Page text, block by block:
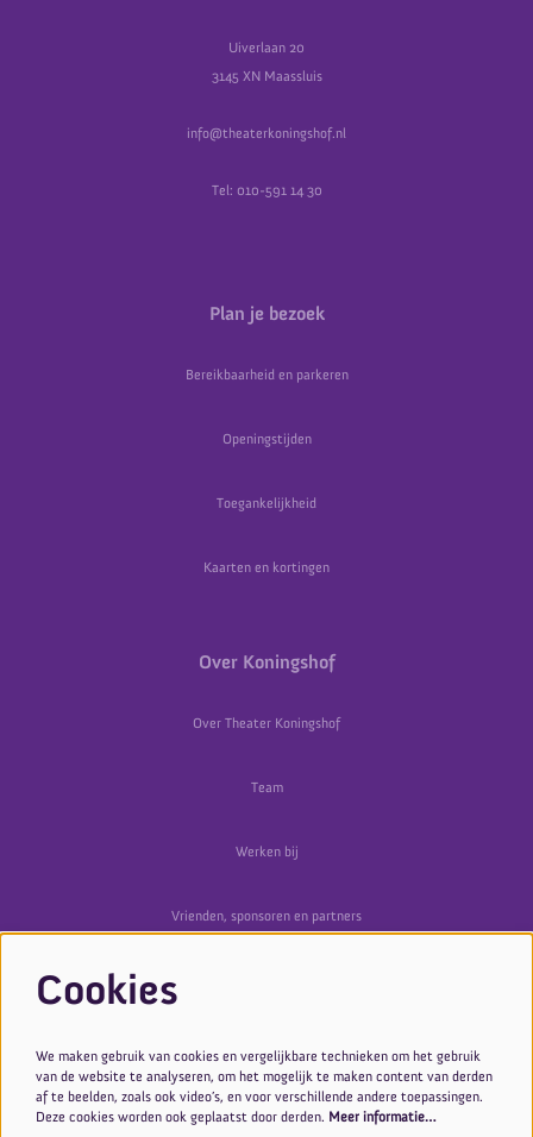
Uiverlaan 20
3145 XN Maassluis
info@theaterkoningshof.nl
Tel: 010-591 14 30
Plan je bezoek
Bereikbaarheid en parkeren
Openingstijden
Toegankelijkheid
Kaarten en kortingen
Over Koningshof
Over Theater Koningshof
Team
Werken bij
Vrienden, sponsoren en partners
Cookies
We maken gebruik van cookies en vergelijkbare technieken om het gebruik
van de website te analyseren, om het mogelijk te maken content van derden
af te beelden, zoals ook video’s, en voor verschillende andere toepassingen.
Deze cookies worden ook geplaatst door derden. Meer informatie…